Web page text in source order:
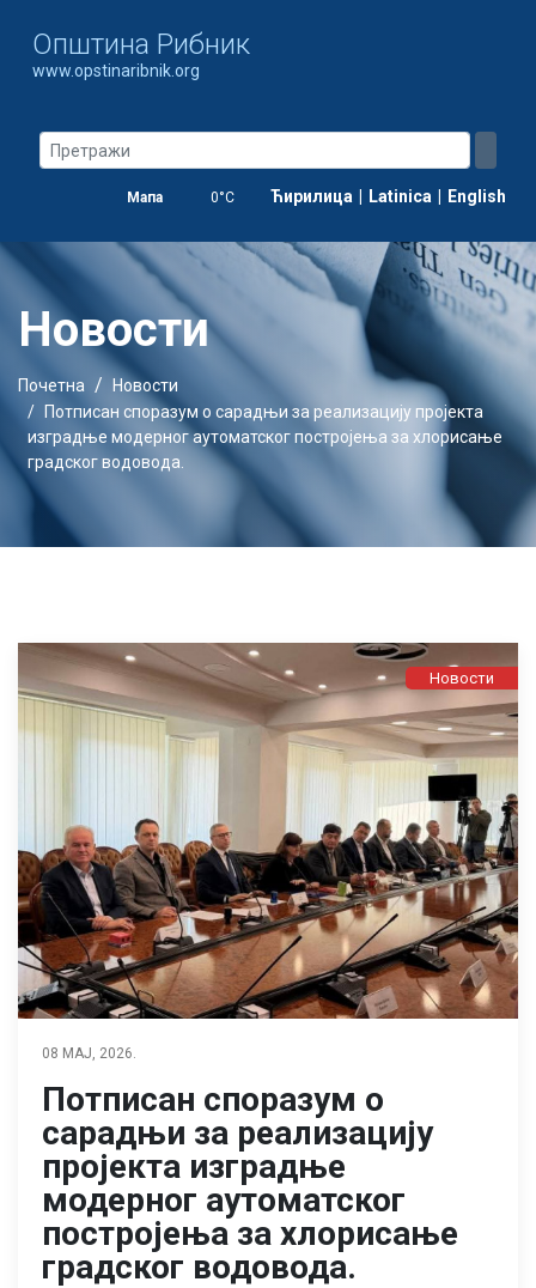
Oпштина Рибник
www.opstinaribnik.org
Мапа 0°C Ћирилица | Latinica | English
Новости
Почетна
Новости
Потписан споразум о сарадњи за реализацију пројекта
изградње модерног аутоматског постројења за хлорисање
градског водовода.
Новости
08 МАЈ, 2026.
Потписан споразум о
сарадњи за реализацију
пројекта изградње
модерног аутоматског
постројења за хлорисање
градског водовода.